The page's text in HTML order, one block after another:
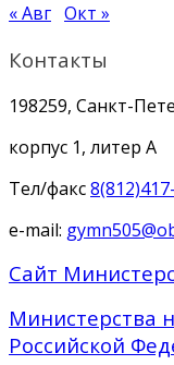
« Авг Окт »
Контакты
198259, Санкт-
корпус 1, литер А
Тел/факс
e-mail:
Сайт
Министерства
Российской